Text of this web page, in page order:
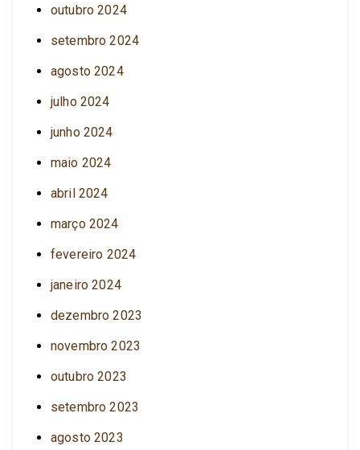
outubro 2024
setembro 2024
agosto 2024
julho 2024
junho 2024
maio 2024
abril 2024
março 2024
fevereiro 2024
janeiro 2024
dezembro 2023
novembro 2023
outubro 2023
setembro 2023
agosto 2023